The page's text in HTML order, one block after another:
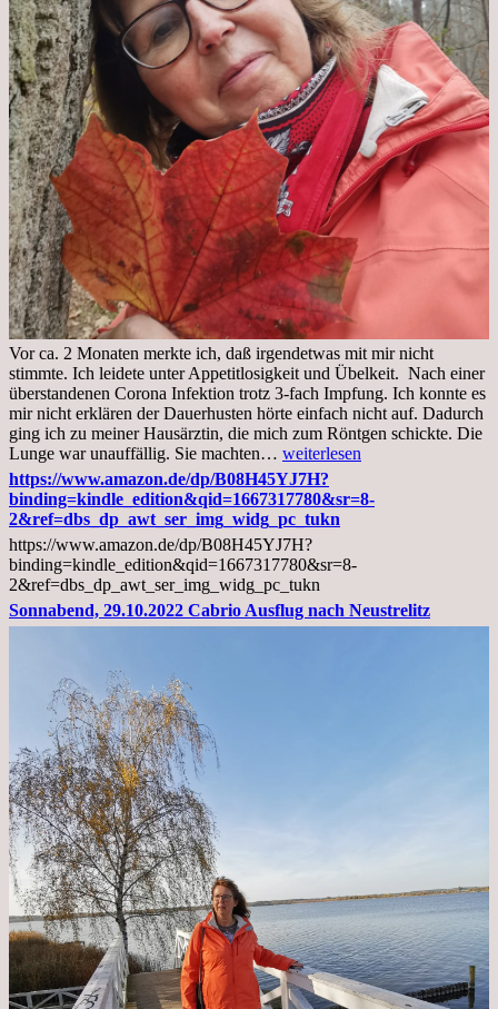
Vor ca. 2 Monaten merkte ich, daß irgendetwas mit mir nicht
stimmte. Ich leidete unter Appetitlosigkeit und Übelkeit. Nach einer
überstandenen Corona Infektion trotz 3-fach Impfung. Ich konnte es
mir nicht erklären der Dauerhusten hörte einfach nicht auf. Dadurch
ging ich zu meiner Hausärztin, die mich zum Röntgen schickte. Die
Lunge war unauffällig. Sie machten… Mittwoch,
02.11.2022,
Arztgespräch
und
Diagnose
Lebermetastasen
weiterlesen
https://www.amazon.de/dp/B08H45YJ7H?
binding=kindle_edition&qid=1667317780&sr=8-
2&ref=dbs_dp_awt_ser_img_widg_pc_tukn
https://www.amazon.de/dp/B08H45YJ7H?
binding=kindle_edition&qid=1667317780&sr=8-
2&ref=dbs_dp_awt_ser_img_widg_pc_tukn
Sonnabend, 29.10.2022 Cabrio Ausflug nach Neustrelitz